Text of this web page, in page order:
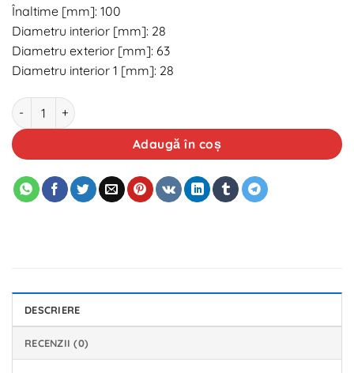
Înaltime [mm]: 100
Diametru interior [mm]: 28
Diametru exterior [mm]: 63
Diametru interior 1 [mm]: 28
Cantitate Filtru ulei UFI 25 106 00
Adaugă în coș
DESCRIERE
RECENZII (0)